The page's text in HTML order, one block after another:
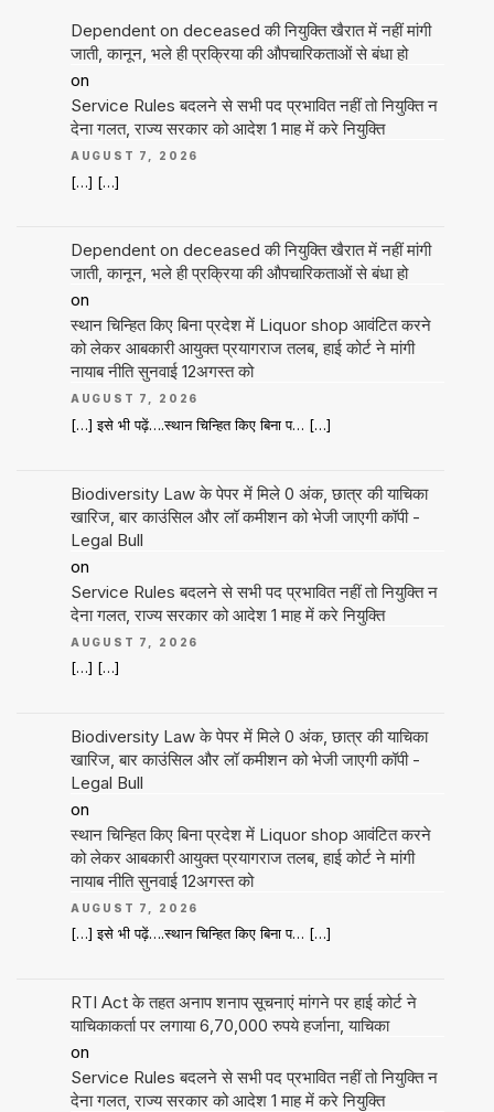
Dependent on deceased की नियुक्ति खैरात में नहीं मांगी
जाती, कानून, भले ही प्रक्रिया की औपचारिकताओं से बंधा हो
on
Service Rules बदलने से सभी पद प्रभावित नहीं तो नियुक्ति न
देना गलत, राज्य सरकार को आदेश 1 माह में करे नियुक्ति
AUGUST 7, 2026
[…] […]
Dependent on deceased की नियुक्ति खैरात में नहीं मांगी
जाती, कानून, भले ही प्रक्रिया की औपचारिकताओं से बंधा हो
on
स्थान चिन्हित किए बिना प्रदेश में Liquor shop आवंटित करने
को लेकर आबकारी आयुक्त प्रयागराज तलब, हाई कोर्ट ने मांगी
नायाब नीति सुनवाई 12अगस्त को
AUGUST 7, 2026
[…] इसे भी पढ़ें….स्थान चिन्हित किए बिना प… […]
Biodiversity Law के पेपर में मिले 0 अंक, छात्र की याचिका
खारिज, बार काउंसिल और लॉ कमीशन को भेजी जाएगी कॉपी -
Legal Bull
on
Service Rules बदलने से सभी पद प्रभावित नहीं तो नियुक्ति न
देना गलत, राज्य सरकार को आदेश 1 माह में करे नियुक्ति
AUGUST 7, 2026
[…] […]
Biodiversity Law के पेपर में मिले 0 अंक, छात्र की याचिका
खारिज, बार काउंसिल और लॉ कमीशन को भेजी जाएगी कॉपी -
Legal Bull
on
स्थान चिन्हित किए बिना प्रदेश में Liquor shop आवंटित करने
को लेकर आबकारी आयुक्त प्रयागराज तलब, हाई कोर्ट ने मांगी
नायाब नीति सुनवाई 12अगस्त को
AUGUST 7, 2026
[…] इसे भी पढ़ें….स्थान चिन्हित किए बिना प… […]
RTI Act के तहत अनाप शनाप सूचनाएं मांगने पर हाई कोर्ट ने
याचिकाकर्ता पर लगाया 6,70,000 रुपये हर्जाना, याचिका
on
Service Rules बदलने से सभी पद प्रभावित नहीं तो नियुक्ति न
देना गलत, राज्य सरकार को आदेश 1 माह में करे नियुक्ति